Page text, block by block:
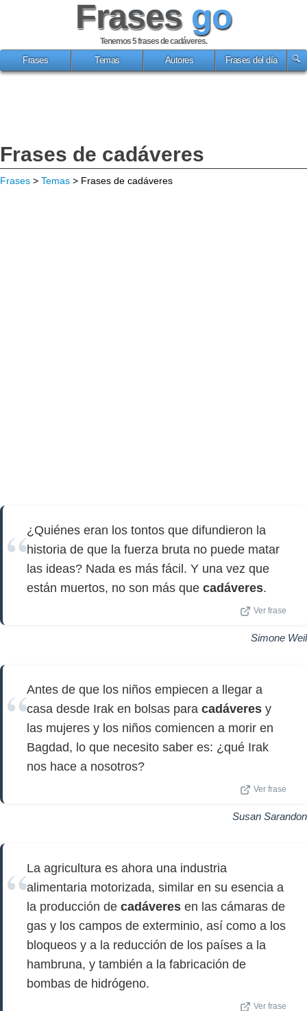
Frases go
Tenemos 5frases de cadáveres.
Frases
Temas Autores Frases del día
Frases de cadáveres
Frases > Temas > Frases de cadáveres
¿Quiénes eran los tontos que difundieron la
historia de que la fuerza bruta no puede matar
las ideas? Nada es más fácil. Y una vez que
están muertos, no son más que cadáveres.
Ver frase
Simone Weil
Antes de que los niños empiecen a llegar a
casa desde Irak en bolsas para cadáveres y
las mujeres y los niños comiencen a morir en
Bagdad, lo que necesito saber es: ¿qué Irak
nos hace a nosotros?
Ver frase
Susan Sarandon
La agricultura es ahora una industria
alimentaria motorizada, similar en su esencia a
la producción de cadáveres en las cámaras de
gas y los campos de exterminio, así como a los
bloqueos y a la reducción de los países a la
hambruna, y también a la fabricación de
bombas de hidrógeno.
Ver frase